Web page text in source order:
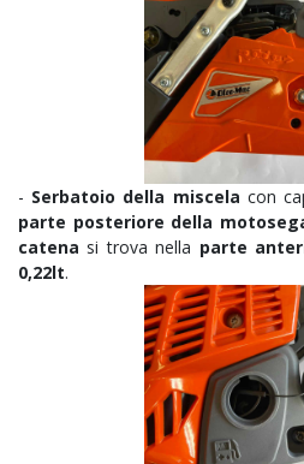
- Serbatoio della miscela con
parte posteriore della
catena si trova nella parte
0,22lt.